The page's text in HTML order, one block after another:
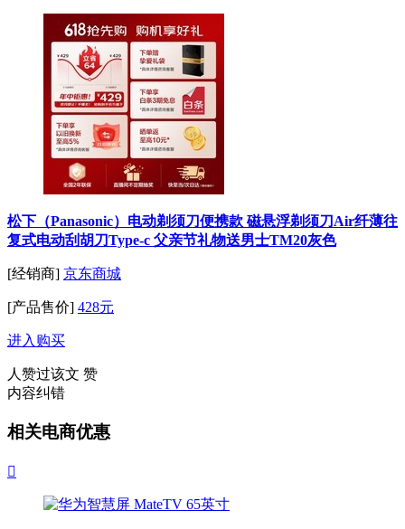
松下（Panasonic）电动剃须刀便携款 磁悬浮剃须刀Air纤薄往
复式电动刮胡刀Type-c 父亲节礼物送男士TM20灰色
[经销商] 京东商城
[产品售价] 428元
进入购买
人赞过该文 赞
内容纠错
相关电商优惠
